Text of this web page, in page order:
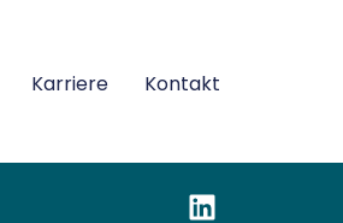
Karriere Kontakt